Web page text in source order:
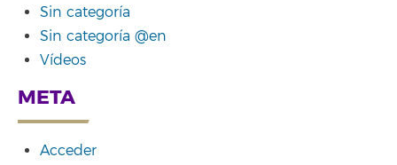
Sin categoría
Sin categoría @en
Vídeos
META
Acceder